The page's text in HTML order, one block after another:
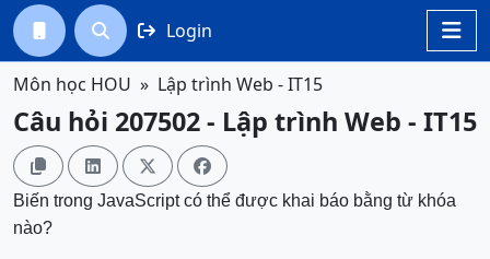

  Login
Môn học HOU Lập trình Web - IT15
Câu hỏi 207502 - Lập trình Web - IT15
   
Biến trong JavaScript có thể được khai báo bằng từ khóa
nào?